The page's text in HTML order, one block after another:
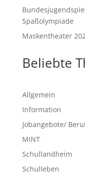
Spaßolympiade
Maskentheater
Beliebte
Allgemein
Information
Jobangebote/
MINT
Schullandheim
Schulleben